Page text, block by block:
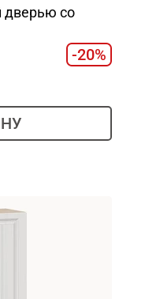
дверью со
-20%